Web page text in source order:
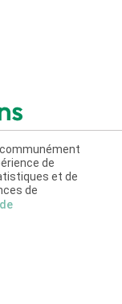
de
et de
de